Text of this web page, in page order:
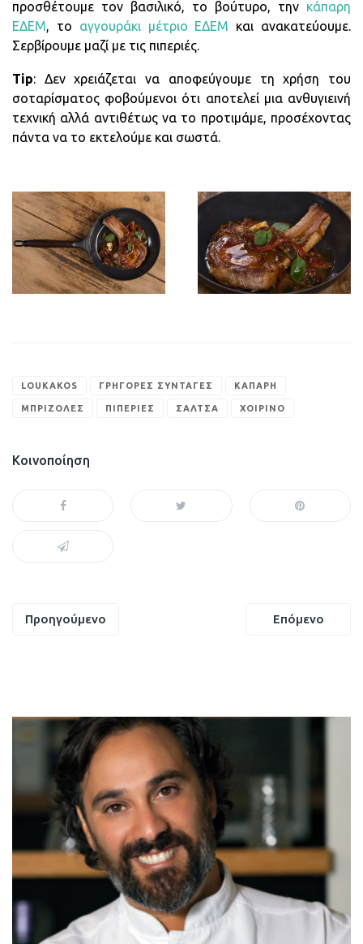
προσθέτουμε τον βασιλικό, το βούτυρο, την κάπαρη
ΕΔΕΜ, το αγγουράκι μέτριο ΕΔΕΜ και ανακατεύουμε.
Σερβίρουμε μαζί με τις πιπεριές.
Tip: Δεν χρειάζεται να αποφεύγουμε τη χρήση του
σοταρίσματος φοβούμενοι ότι αποτελεί μια ανθυγιεινή
τεχνική αλλά αντιθέτως να το προτιμάμε, προσέχοντας
πάντα να το εκτελούμε και σωστά.
LOUKAKOS ΓΡΉΓΟΡΕΣ ΣΥΝΤΑΓΈΣ ΚΆΠΑΡΗ
ΜΠΡΙΖΌΛΕΣ ΠΙΠΕΡΙΈΣ ΣΆΛΤΣΑ ΧΟΙΡΙΝΌ
Κοινοποίηση
Πλοήγηση
Προηγούμενο Επόμενο